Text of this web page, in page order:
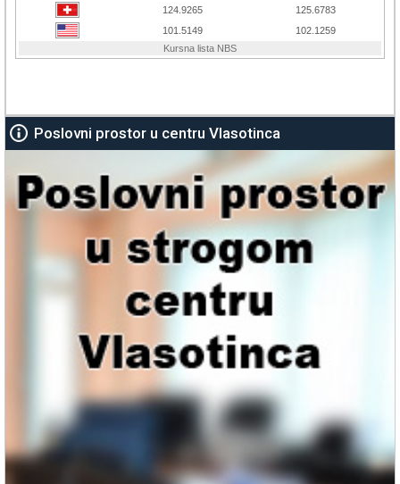
Poslovni prostor u centru Vlasotinca